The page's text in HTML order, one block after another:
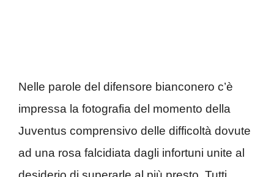
Nelle parole del difensore bianconero c’è
impressa la fotografia del momento della
Juventus comprensivo delle difficoltà dovute
ad una rosa falcidiata dagli infortuni unite al